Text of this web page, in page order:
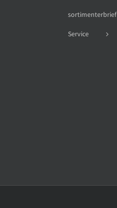
sortimenterbrief
Service